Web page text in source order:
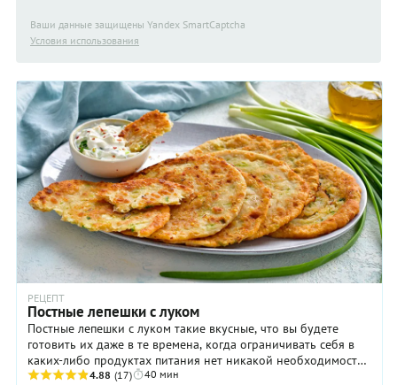
Ваши данные защищены Yandex SmartCaptcha
Условия использования
РЕЦЕПТ
Постные лепешки с луком
Постные лепешки с луком такие вкусные, что вы будете
готовить их даже в те времена, когда ограничивать себя в
каких-либо продуктах питания нет никакой необходимости.
Хотите — ешьте это блюдо в чистом ...
4.88 (17) 40 мин